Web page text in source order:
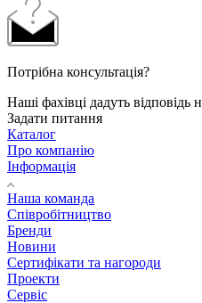
Потрібна консультація?
Наші фахівці дадуть відповідь
Задати питання
Каталог
Про компанію
Інформація
Наша команда
Співробітництво
Бренди
Новини
Сертифікати та нагороди
Проекти
Сервіс